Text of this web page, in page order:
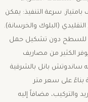
بامتياز. ​سرعة التنفيذ: يمكن
التقليدي (البلوك والخرسانة).
للسطح دون تشكيل حمل
الكثير من مصاريف
ساندوتش بانل بالشرقية
بناءً على سعر متر
والتركيب، مضافاً إليه